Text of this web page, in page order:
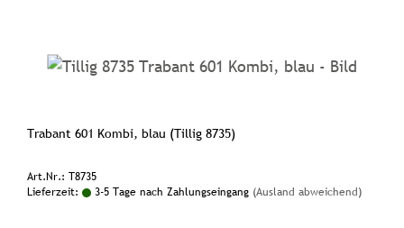
Trabant 601 Kombi, blau (Tillig 8735)
Art.Nr.: T8735
Lieferzeit:
3-5 Tage nach Zahlungseingang (Ausland abweichend)